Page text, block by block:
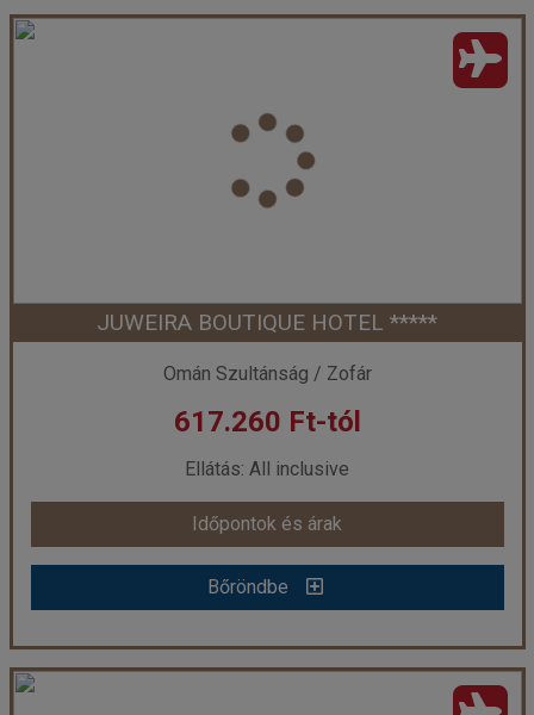
Fanar Residences ****+ AI, repülővel
Város:Salalah
Utazás módja:
Repülővel
All inclusive
Szálláskategória:Hotel ****
Residence 1 háló+nappali
Időpont: 2027-04-30 | 7 éj
már 614.925 Ft-tól
Időpontok és árak
Bőröndbe
JUWEIRA BOUTIQUE HOTEL *****
Omán Szultánság / Zofár
617.260 Ft-tól
Ellátás: All inclusive
Időpontok és árak
Bőröndbe
JUWEIRA BOUTIQUE HOTEL *****